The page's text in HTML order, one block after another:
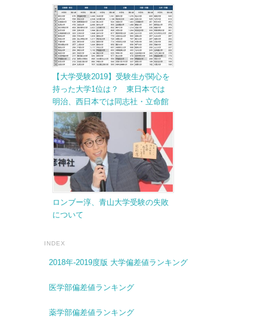
【大学受験2019】受験生が関心を
持った大学1位は？ 東日本では
明治、西日本では同志社・立命館
ロンブー淳、青山大学受験の失敗
について
INDEX
2018年-2019度版 大学偏差値ランキング
医学部偏差値ランキング
薬学部偏差値ランキング